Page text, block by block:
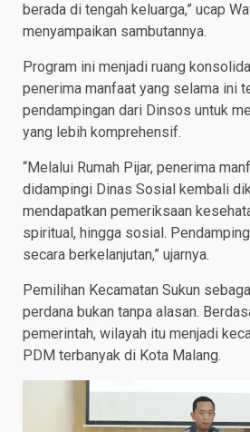
berada di tengah keluarga,” ucap
menyampaikan sambutannya.
Program ini menjadi ruang
penerima manfaat yang selama ini
pendampingan dari Dinsos untuk
yang lebih komprehensif.
“Melalui Rumah Pijar, penerima
didampingi Dinas Sosial kembali
mendapatkan pemeriksaan
spiritual, hingga sosial.
secara berkelanjutan,” ujarnya.
Pemilihan Kecamatan Sukun
perdana bukan tanpa alasan.
pemerintah, wilayah itu menjadi
PDM terbanyak di Kota Malang.